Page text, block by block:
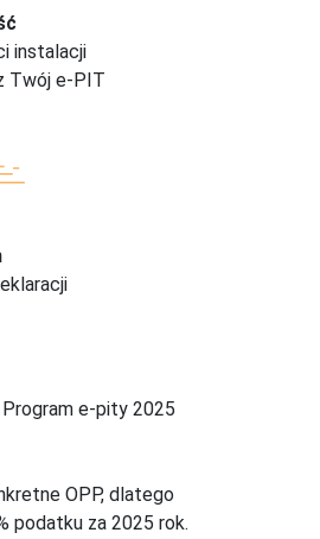
instalacji
Twój e-PIT
e-pity 2025
OPP, dlatego
podatku za 2025 rok.